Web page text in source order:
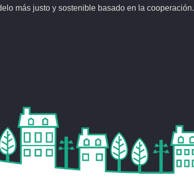
más justo y sostenible basado en la cooperación.